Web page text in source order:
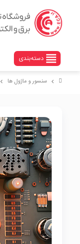
view_headline دسته‌بندی
chevron_right سنسور و ماژول ها chevron_right